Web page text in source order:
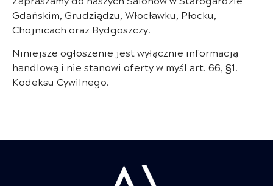
Gdańskim, Grudziądzu, Włocławku, Płocku,
Chojnicach oraz Bydgoszczy.
Niniejsze ogłoszenie jest wyłącznie informacją
handlową i nie stanowi oferty w myśl art. 66, §1.
Kodeksu Cywilnego.